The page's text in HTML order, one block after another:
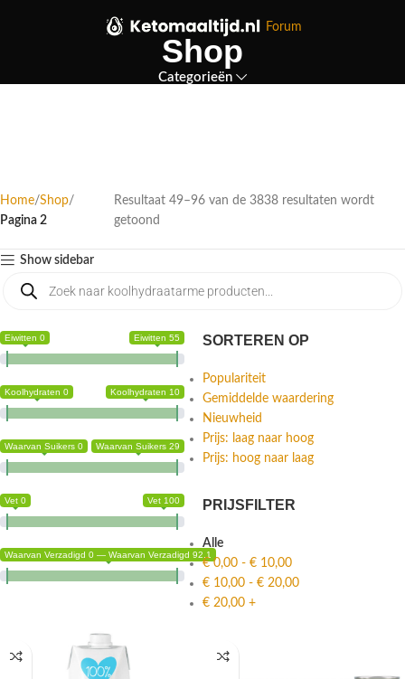
Forum
Shop
Categorieën
Home Shop
Pagina 2
Resultaat 49–96 van de 3838 resultaten wordt
getoond
Show sidebar
Eiwitten 0 Eiwitten 55
Koolhydraten 0 Koolhydraten 10
Waarvan Suikers 0 Waarvan Suikers 29
Vet 0 Vet 100
Waarvan Verzadigd 0 — Waarvan Verzadigd 92.1
SORTEREN OP
Populariteit
Gemiddelde waardering
Nieuwheid
Prijs: laag naar hoog
Prijs: hoog naar laag
PRIJSFILTER
Alle
€0,00 - € 10,00
€ 10,00 - € 20,00
€ 20,00 +